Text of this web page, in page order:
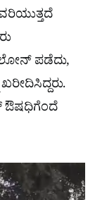
ಲೋನ್ ಪಡೆದು,
ಔಷಧಿಗೆಂದೆ